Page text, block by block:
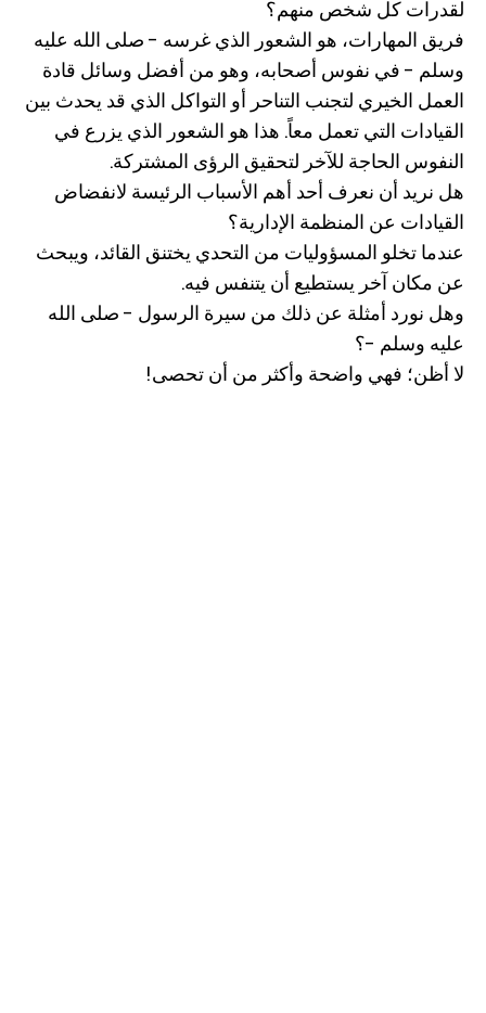
لقدرات كل شخص منهم؟
فريق المهارات، هو الشعور الذي غرسه - صلى الله عليه
وسلم - في نفوس أصحابه، وهو من أفضل وسائل قادة
العمل الخيري لتجنب التناحر أو التواكل الذي قد يحدث بين
القيادات التي تعمل معاً. هذا هو الشعور الذي يزرع في
النفوس الحاجة للآخر لتحقيق الرؤى المشتركة.
هل نريد أن نعرف أحد أهم الأسباب الرئيسة لانفضاض
القيادات عن المنظمة الإدارية؟
عندما تخلو المسؤوليات من التحدي يختنق القائد، ويبحث
عن مكان آخر يستطيع أن يتنفس فيه.
وهل نورد أمثلة عن ذلك من سيرة الرسول - صلى الله
عليه وسلم -؟
لا أظن؛ فهي واضحة وأكثر من أن تحصى!